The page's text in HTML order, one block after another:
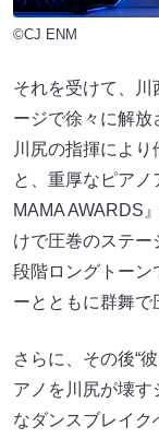
©CJ ENM
それを受けて、川
ージで徐々に解放
川尻の指揮によ
と、重厚なピア
MAMA AWARDS
けで圧巻のステ
段階ロングトーン
ーとともに群舞で
さらに、その後“
アノを川尻が壊す
なダンスブレイク